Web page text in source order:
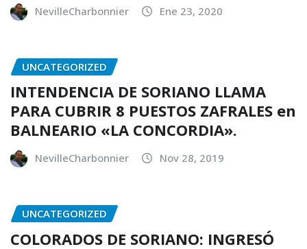
NevilleCharbonnier Ene 23, 2020
UNCATEGORIZED
INTENDENCIA DE SORIANO LLAMA
PARA CUBRIR 8 PUESTOS ZAFRALES en
BALNEARIO «LA CONCORDIA».
NevilleCharbonnier Nov 28, 2019
UNCATEGORIZED
COLORADOS DE SORIANO: INGRESÓ